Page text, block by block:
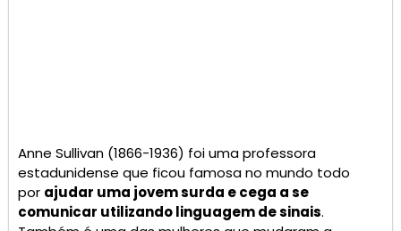
Anne Sullivan (1866-1936) foi uma professora
estadunidense que ficou famosa no mundo todo
por ajudar uma jovem surda e cega a se
comunicar utilizando linguagem de sinais.